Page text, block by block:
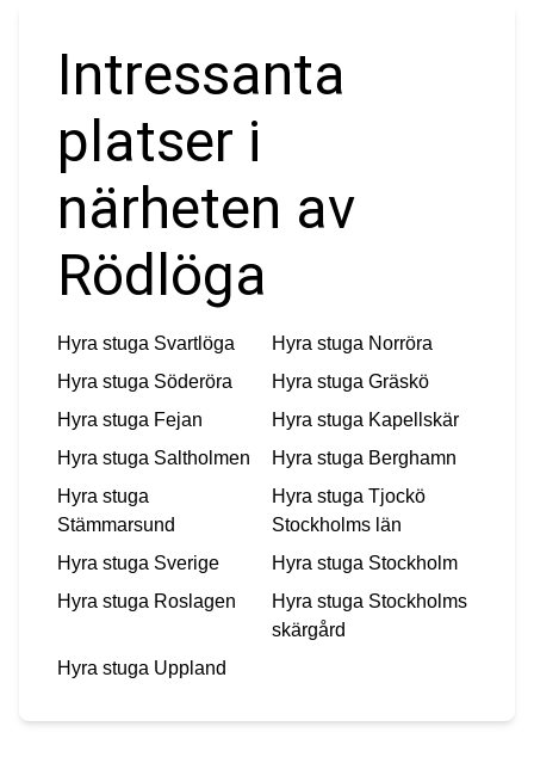
Intressanta
platser i
närheten av
Rödlöga
Hyra stuga Svartlöga Hyra stuga Norröra
Hyra stuga Söderöra Hyra stuga Gräskö
Hyra stuga Fejan Hyra stuga Kapellskär
Hyra stuga Saltholmen Hyra stuga Berghamn
Hyra stuga
Stämmarsund
Hyra stuga Tjockö
Stockholms län
Hyra stuga Sverige Hyra stuga Stockholm
Hyra stuga Roslagen Hyra stuga Stockholms
skärgård
Hyra stuga Uppland